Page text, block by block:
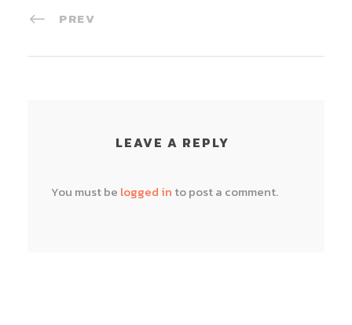
PREV
LEAVE A REPLY
You must be logged in to post a comment.